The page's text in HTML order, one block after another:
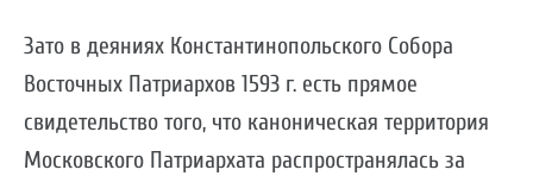
Зато в деяниях Константинопольского Собора
Восточных Патриархов 1593 г. есть прямое
свидетельство того, что каноническая территория
Московского Патриархата распространялась за